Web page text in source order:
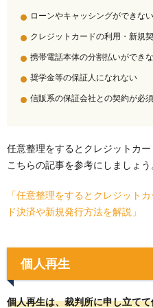
ローンやキャッシングができない
クレジットカードの利用・新規
携帯電話本体の分割払いができ
奨学金等の保証人になれない
信販系の保証会社との契約が必
任意整理をするとクレジットカ
こちらの記事を参考にしましょう
「任意整理をするとクレジット
ド決済や新規発行方法を解説」
個人再生
個人再生は、裁判所に申し立て